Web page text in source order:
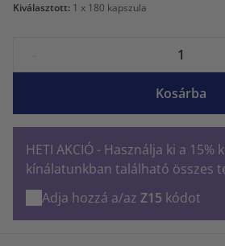
Kiválasztott: 1 x 180 kapszula
Kosárba
HETI AKCIÓ - Használja ki a 15%
kínálatunkban található összes
Adja hozzá a/az Z15 kódot